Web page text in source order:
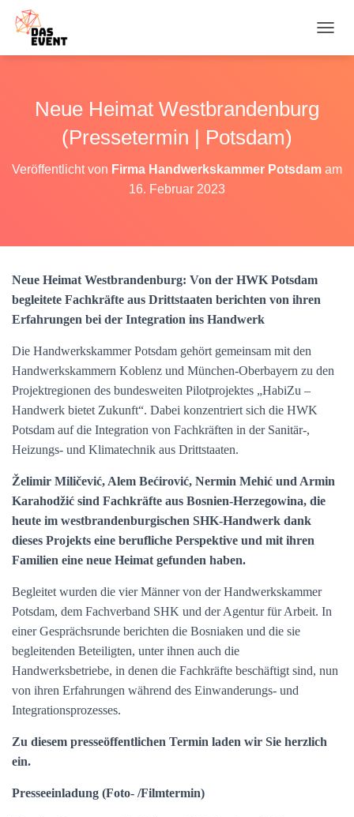
A
N
H
Neue Heimat Westbrandenburg
(Pressetermin | Potsdam)
Veröffentlicht von Firma Handwerkskammer Potsdam am
16. Februar 2023
Neue Heimat Westbrandenburg: Von der HWK Potsdam
begleitete Fachkräfte aus Drittstaaten berichten von ihren
Erfahrungen bei der Integration ins Handwerk
Die Handwerkskammer Potsdam gehört gemeinsam mit den
Handwerkskammern Koblenz und München-Oberbayern zu den
Projektregionen des bundesweiten Pilotprojektes „HabiZu –
Handwerk bietet Zukunft“. Dabei konzentriert sich die HWK
Potsdam auf die Integration von Fachkräften in der Sanitär-,
Heizungs- und Klimatechnik aus Drittstaaten.
Želimir Miličević, Alem Bećirović, Nermin Mehić und Armin
Karahodžić sind Fachkräfte aus Bosnien-Herzegowina, die
heute im westbrandenburgischen SHK-Handwerk dank
dieses Projekts eine berufliche Perspektive und mit ihren
Familien eine neue Heimat gefunden haben.
Begleitet wurden die vier Männer von der Handwerkskammer
Potsdam, dem Fachverband SHK und der Agentur für Arbeit. In
einer Gesprächsrunde berichten die Bosniaken und die sie
begleitenden Beteiligten, unter ihnen auch die
Handwerksbetriebe, in denen die Fachkräfte beschäftigt sind, nun
von ihren Erfahrungen während des Einwanderungs- und
Integrationsprozesses.
Zu diesem presseöffentlichen Termin laden wir Sie herzlich
ein.
Presseeinladung (Foto- /Filmtermin)